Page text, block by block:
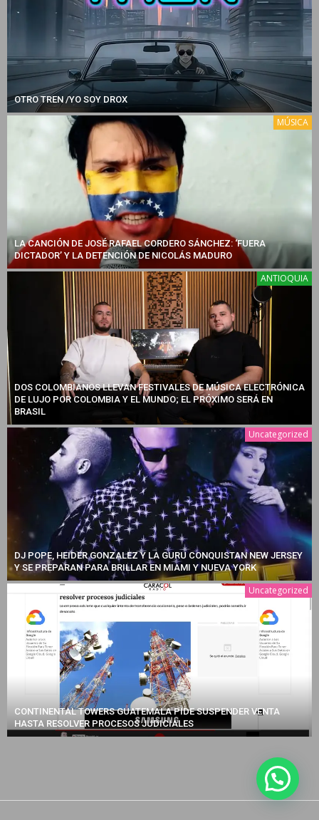
OTRO TREN /YO SOY DROX
MÚSICA
LA CANCIÓN DE JOSÉ RAFAEL CORDERO SÁNCHEZ: ‘FUERA
DICTADOR’ Y LA DETENCIÓN DE NICOLÁS MADURO
ANTIOQUIA
DOS COLOMBIANOS LLEVAN FESTIVALES DE MÚSICA ELECTRÓNICA
DE LUJO POR COLOMBIA Y EL MUNDO; EL PRÓXIMO SERÁ EN
BRASIL
Uncategorized
DJ POPE, HEIDER GONZALEZ Y LA GURU CONQUISTAN NEW JERSEY
Y SE PREPARAN PARA BRILLAR EN MIAMI Y NUEVA YORK
Uncategorized
CONTINENTAL TOWERS GUATEMALA PIDE SUSPENDER VENTA
HASTA RESOLVER PROCESOS JUDICIALES